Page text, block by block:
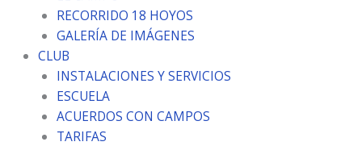
RECORRIDO 18 HOYOS
GALERÍA DE IMÁGENES
CLUB
INSTALACIONES Y SERVICIOS
ESCUELA
ACUERDOS CON CAMPOS
TARIFAS